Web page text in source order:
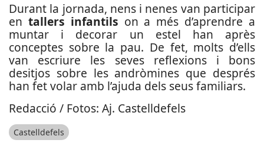
Durant la jornada, nens i nenes van participar
en tallers infantils on a més d’aprendre a
muntar i decorar un estel han après
conceptes sobre la pau. De fet, molts d’ells
van escriure les seves reflexions i bons
desitjos sobre les andròmines que després
han fet volar amb l’ajuda dels seus familiars.
Redacció / Fotos: Aj. Castelldefels
Castelldefels